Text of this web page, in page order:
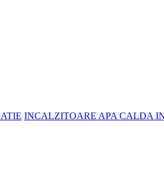
INCALZITOARE APA CALDA